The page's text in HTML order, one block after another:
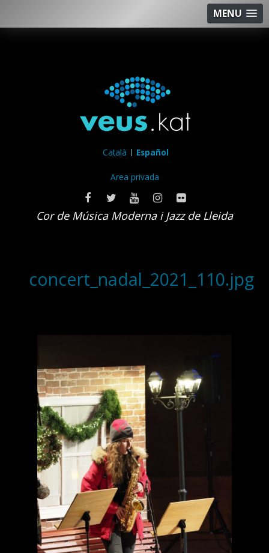
MENU
Català Español
Area privada
Cor de Música Moderna i Jazz de Lleida
concert_nadal_2021_110.jpg